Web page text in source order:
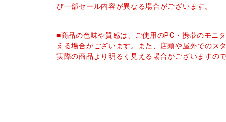
び一部セール内容が異なる場合がございます。
■商品の色味や質感は、ご使用のPC・携帯のモニ
える場合がございます。また、店頭や屋外でのス
実際の商品より明るく見える場合がございますの